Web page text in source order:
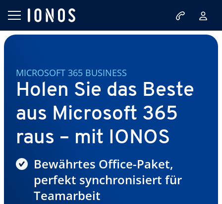
MICROSOFT 365 BUSINESS
Holen Sie das Beste
aus Microsoft 365
raus – mit IONOS
Bewährtes Office-Paket,
perfekt synchronisiert für
Teamarbeit